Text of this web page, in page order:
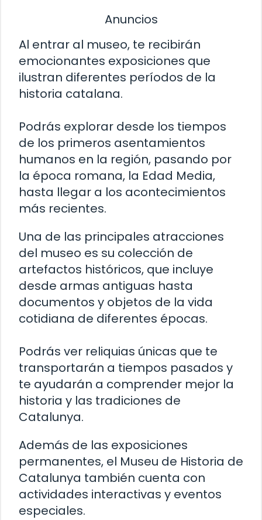
Anuncios
Al entrar al museo, te recibirán
emocionantes exposiciones que
ilustran diferentes períodos de la
historia catalana.
Podrás explorar desde los tiempos
de los primeros asentamientos
humanos en la región, pasando por
la época romana, la Edad Media,
hasta llegar a los acontecimientos
más recientes.
Una de las principales atracciones
del museo es su colección de
artefactos históricos, que incluye
desde armas antiguas hasta
documentos y objetos de la vida
cotidiana de diferentes épocas.
Podrás ver reliquias únicas que te
transportarán a tiempos pasados y
te ayudarán a comprender mejor la
historia y las tradiciones de
Catalunya.
Además de las exposiciones
permanentes, el Museu de Historia de
Catalunya también cuenta con
actividades interactivas y eventos
especiales.